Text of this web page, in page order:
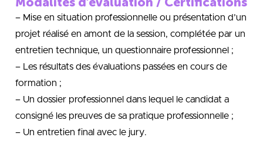
– Mise en situation professionnelle ou présentation d’un
projet réalisé en amont de la session, complétée par un
entretien technique, un questionnaire professionnel ;
– Les résultats des évaluations passées en cours de
formation ;
– Un dossier professionnel dans lequel le candidat a
consigné les preuves de sa pratique professionnelle ;
– Un entretien final avec le jury.